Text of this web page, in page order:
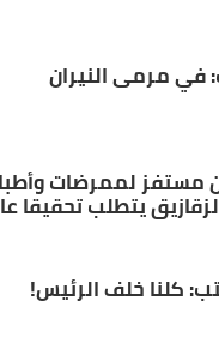
في مرمى النيران
مستفز لممرضات
يتطلب تحقيقا
كلنا خلف الرئيس!